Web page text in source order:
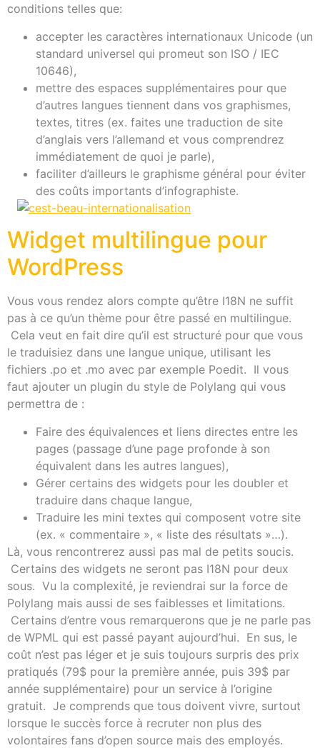
conditions telles que:
accepter les caractères internationaux Unicode (un
standard universel qui promeut son ISO / IEC
10646),
mettre des espaces supplémentaires pour que
d’autres langues tiennent dans vos graphismes,
textes, titres (ex. faites une traduction de site
d’anglais vers l’allemand et vous comprendrez
immédiatement de quoi je parle),
faciliter d’ailleurs le graphisme général pour éviter
des coûts importants d’infographiste.
Widget multilingue pour
WordPress
Vous vous rendez alors compte qu’être I18N ne suffit
pas à ce qu’un thème pour être passé en multilingue.
Cela veut en fait dire qu’il est structuré pour que vous
le traduisiez dans une langue unique, utilisant les
fichiers .po et .mo avec par exemple Poedit. Il vous
faut ajouter un plugin du style de Polylang qui vous
permettra de :
Faire des équivalences et liens directes entre les
pages (passage d’une page profonde à son
équivalent dans les autres langues),
Gérer certains des widgets pour les doubler et
traduire dans chaque langue,
Traduire les mini textes qui composent votre site
(ex. « commentaire », « liste des résultats »…).
Là, vous rencontrerez aussi pas mal de petits soucis.
Certains des widgets ne seront pas I18N pour deux
sous. Vu la complexité, je reviendrai sur la force de
Polylang mais aussi de ses faiblesses et limitations.
Certains d’entre vous remarquerons que je ne parle pas
de WPML qui est passé payant aujourd’hui. En sus, le
coût n’est pas léger et je suis toujours surpris des prix
pratiqués (79$ pour la première année, puis 39$ par
année supplémentaire) pour un service à l’origine
gratuit. Je comprends que tous doivent vivre, surtout
lorsque le succès force à recruter non plus des
volontaires fans d’open source mais des employés.